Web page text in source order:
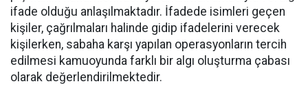
ifade olduğu anlaşılmaktadır. İfadede isimleri geçen
kişiler, çağrılmaları halinde gidip ifadelerini verecek
kişilerken, sabaha karşı yapılan operasyonların tercih
edilmesi kamuoyunda farklı bir algı oluşturma çabası
olarak değerlendirilmektedir.